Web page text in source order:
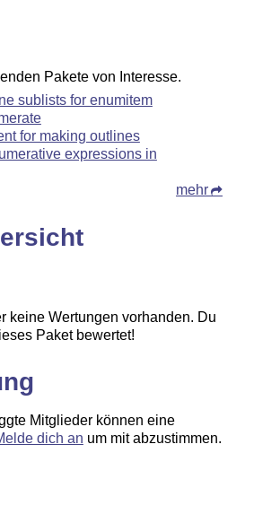
Pakete von Interesse.
sublists for enumitem
for making outlines
expressions in
mehr
keine Wertungen vorhanden. Du
Paket bewertet!
Mitglieder können eine
dich an um mit abzustimmen.